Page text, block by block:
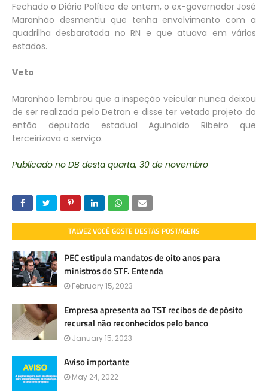
Fechado o Diário Político de ontem, o ex-governador José
Maranhão desmentiu que tenha envolvimento com a
quadrilha desbaratada no RN e que atuava em vários
estados.
Veto
Maranhão lembrou que a inspeção veicular nunca deixou
de ser realizada pelo Detran e disse ter vetado projeto do
então deputado estadual Aguinaldo Ribeiro que
terceirizava o serviço.
Publicado no DB desta quarta, 30 de novembro
TALVEZ VOCÊ GOSTE DESTAS POSTAGENS
PEC estipula mandatos de oito anos para
ministros do STF. Entenda
February 15, 2023
Empresa apresenta ao TST recibos de depósito
recursal não reconhecidos pelo banco
January 15, 2023
Aviso importante
May 24, 2022